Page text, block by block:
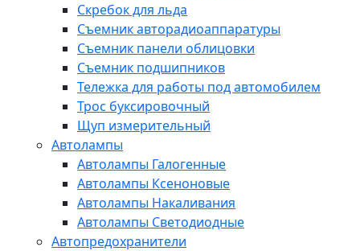
Скребок для льда
Съемник авторадиоаппаратуры
Съемник панели облицовки
Съемник подшипников
Тележка для работы под автомобилем
Трос буксировочный
Щуп измерительный
Автолампы
Автолампы Галогенные
Автолампы Ксеноновые
Автолампы Накаливания
Автолампы Светодиодные
Автопредохранители